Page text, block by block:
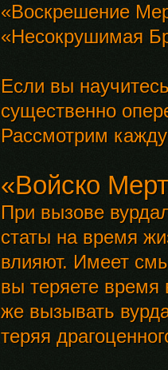
«Воскрешение
«Несокрушимая
Если вы
существенно
Рассмотрим
«Войско
При вызове
статы на время
влияют. Имеет
вы теряете время
же вызывать
теряя